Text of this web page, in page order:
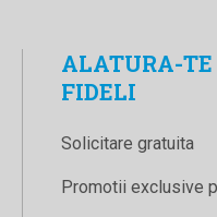
ALATURA-
FIDELI
Solicitare gratuita
Promotii exclusive